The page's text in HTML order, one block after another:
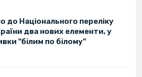
до Національного переліку
два нових елементи, у
"білим по білому"